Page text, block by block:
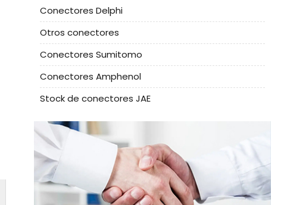
Conectores Delphi
Otros conectores
Conectores Sumitomo
Conectores Amphenol
Stock de conectores JAE